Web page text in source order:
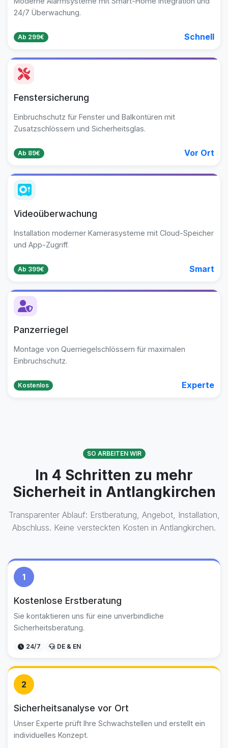
24/7 Überwachung.
Ab 299€ Schnell
Fenstersicherung
Einbruchschutz für Fenster und Balkontüren mit
Zusatzschlössern und Sicherheitsglas.
Ab 89€ Vor Ort
Videoüberwachung
Installation moderner Kamerasysteme mit Cloud-Speicher
und App-Zugriff.
Ab 399€ Smart
Panzerriegel
Montage von Querriegelschlössern für maximalen
Einbruchschutz.
Kostenlos Experte
SO ARBEITEN WIR
In 4 Schritten zu mehr
Sicherheit in Antlangkirchen
Transparenter Ablauf: Erstberatung, Angebot, Installation,
Abschluss. Keine versteckten Kosten in Antlangkirchen.
1
Kostenlose Erstberatung
Sie kontaktieren uns für eine unverbindliche
Sicherheitsberatung.
24/7 DE & EN
2
Sicherheitsanalyse vor Ort
Unser Experte prüft Ihre Schwachstellen und erstellt ein
individuelles Konzept.